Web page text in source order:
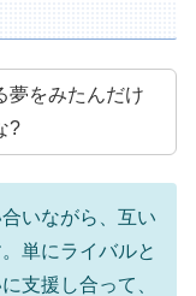
夢をみたんだけ
?
いながら、互い
単にライバルと
支援し合って、